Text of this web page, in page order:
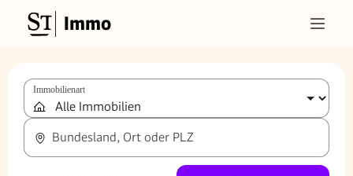
Immo
Immobilienart
Bundesland, Ort oder PLZ